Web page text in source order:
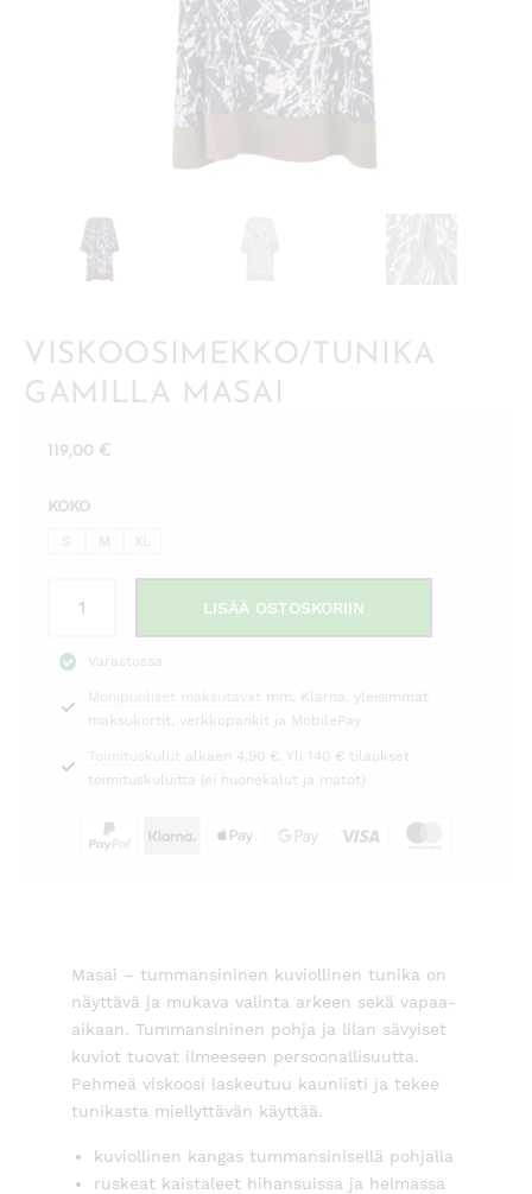
VISKOOSIMEKKO/TUNIKA
GAMILLA MASAI
119,00 €
KOKO
S M XL
Gamilla
määrä
LISÄÄ OSTOSKORIIN
Varastossa
Monipuoliset maksutavat mm. Klarna, yleisimmät
maksukortit, verkkopankit ja MobilePay
Toimituskulut alkaen 4,90 €. Yli 140 € tilaukset
toimituskuluitta (ei huonekalut ja matot)
Masai – tummansininen kuviollinen tunika on
näyttävä ja mukava valinta arkeen sekä vapaa-
aikaan. Tummansininen pohja ja lilan sävyiset
kuviot tuovat ilmeeseen persoonallisuutta.
Pehmeä viskoosi laskeutuu kauniisti ja tekee
tunikasta miellyttävän käyttää.
kuviollinen kangas tummansinisellä pohjalla
ruskeat kaistaleet hihansuissa ja helmassa